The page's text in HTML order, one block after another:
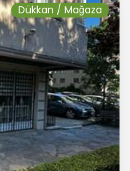
Dükkan / Mağaza